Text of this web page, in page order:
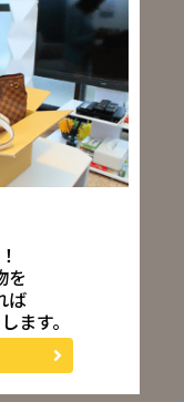
を
ば
ます。